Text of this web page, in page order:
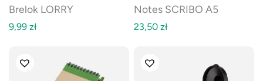
Brelok LORRY
9,99 zł
Notes SCRIBO A5
23,50 zł